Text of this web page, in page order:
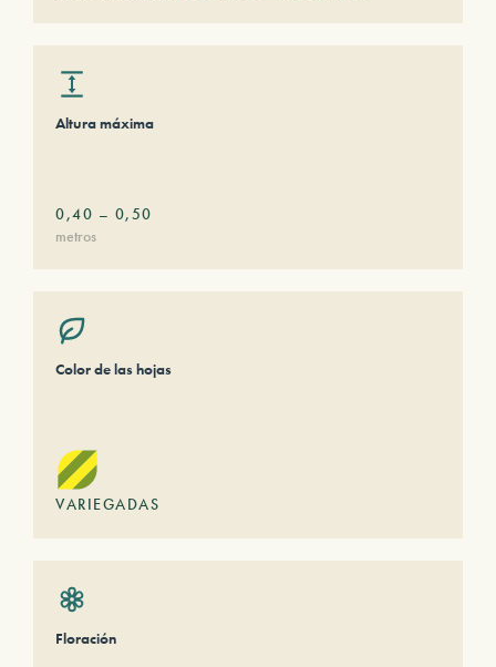
Altura máxima
0,40 – 0,50
metros
Color de las hojas
VARIEGADAS
Floración